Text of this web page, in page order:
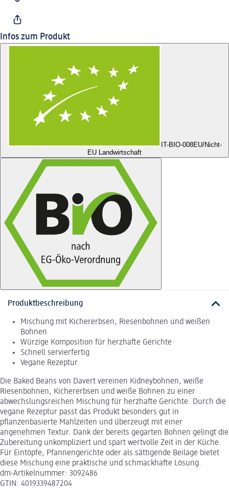
Infos zum Produkt
IT-BIO-008EU/Nicht-
EU Landwirtschaft
Produktbeschreibung
Mischung mit Kichererbsen, Riesenbohnen und weißen
Bohnen
Würzige Komposition für herzhafte Gerichte
Schnell servierfertig
Vegane Rezeptur
Die Baked Beans von Davert vereinen Kidneybohnen, weiße
Riesenbohnen, Kichererbsen und weiße Bohnen zu einer
abwechslungsreichen Mischung für herzhafte Gerichte. Durch die
vegane Rezeptur passt das Produkt besonders gut in
pflanzenbasierte Mahlzeiten und überzeugt mit einer
angenehmen Textur. Dank der bereits gegarten Bohnen gelingt die
Zubereitung unkompliziert und spart wertvolle Zeit in der Küche.
Für Eintöpfe, Pfannengerichte oder als sättigende Beilage bietet
diese Mischung eine praktische und schmackhafte Lösung.
dm-Artikelnummer: 3092486
GTIN: 4019339487204